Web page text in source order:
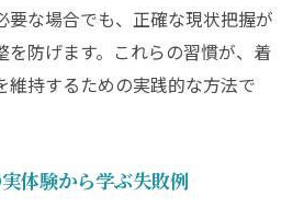
要な場合でも、正確な現状把握が
を防げます。これらの習慣が、着
維持するための実践的な方法で
体験から学ぶ失敗例